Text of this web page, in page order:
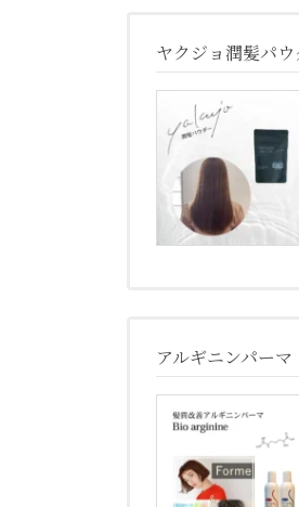
ヤクジョ潤髪パウ
アルギニンパーマ